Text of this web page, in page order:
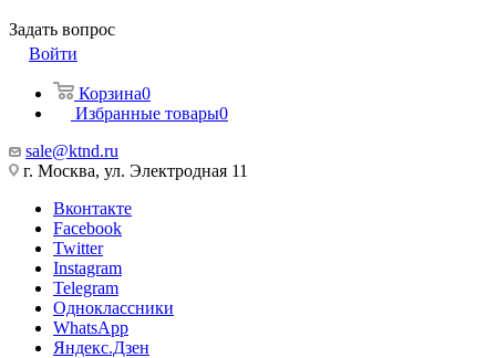
Задать вопрос
Войти
Корзина0
Избранные товары0
sale@ktnd.ru
г. Москва, ул. Электродная 11
Вконтакте
Facebook
Twitter
Instagram
Telegram
Одноклассники
WhatsApp
Яндекс.Дзен